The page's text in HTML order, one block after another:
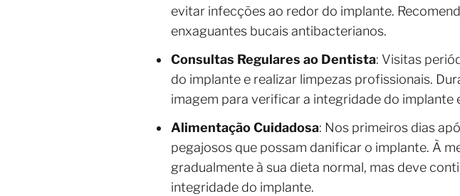
evitar infecções ao redor do implante.
enxaguantes bucais antibacterianos.
Consultas Regulares ao Dentista: Visitas
do implante e realizar limpezas profissionais.
imagem para verificar a integridade do implante
Alimentação Cuidadosa: Nos primeiros dias
pegajosos que possam danificar o implante. À
gradualmente à sua dieta normal, mas deve
integridade do implante.